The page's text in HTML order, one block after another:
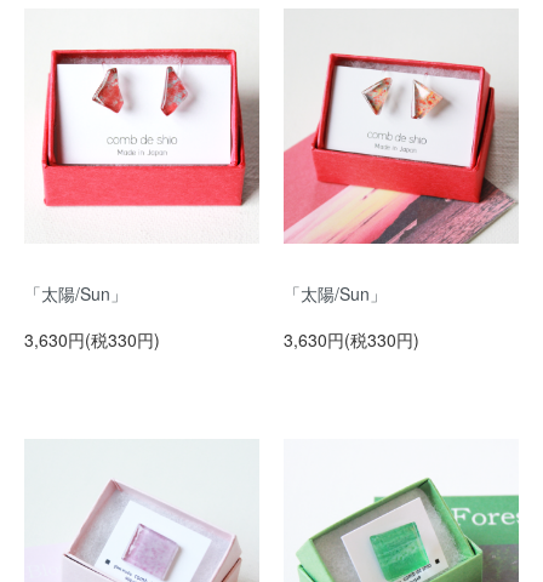
「太陽/Sun」
3,630円(税330円)
「太陽/Sun」
3,630円(税330円)